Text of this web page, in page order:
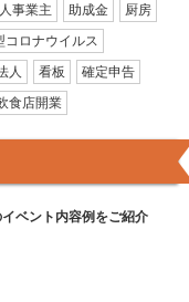
事業主 助成金
厨房
コロナウイルス
人 看板
確定申告
食店開業
ベント内容例をご紹介